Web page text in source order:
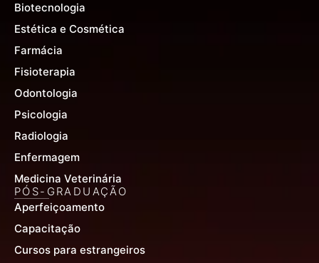
Biotecnologia
Estética e Cosmética
Farmácia
Fisioterapia
Odontologia
Psicologia
Radiologia
Enfermagem
Medicina Veterinária
PÓS-GRADUAÇÃO
Aperfeiçoamento
Capacitação
Cursos para estrangeiros